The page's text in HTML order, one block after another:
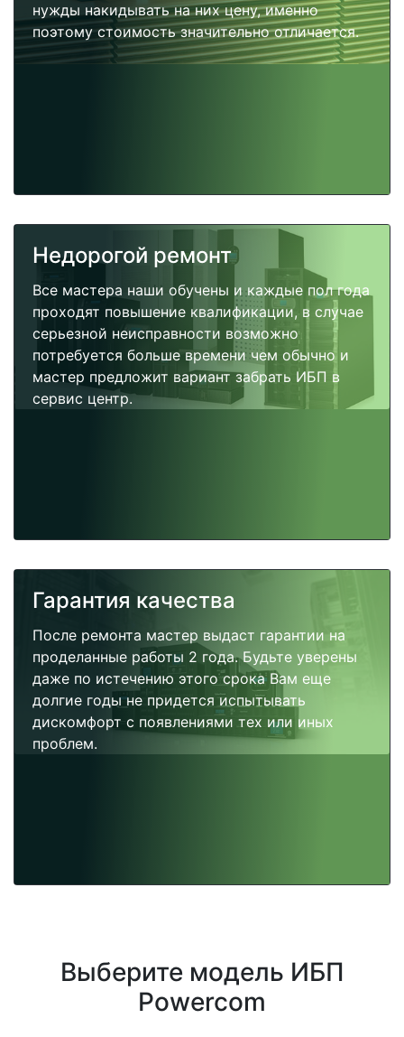
нужды накидывать на них цену, именно
поэтому стоимость значительно отличается.
Недорогой ремонт
Все мастера наши обучены и каждые пол года
проходят повышение квалификации, в случае
серьезной неисправности возможно
потребуется больше времени чем обычно и
мастер предложит вариант забрать ИБП в
сервис центр.
Гарантия качества
После ремонта мастер выдаст гарантии на
проделанные работы 2 года. Будьте уверены
даже по истечению этого срока Вам еще
долгие годы не придется испытывать
дискомфорт с появлениями тех или иных
проблем.
Выберите модель ИБП
Powercom